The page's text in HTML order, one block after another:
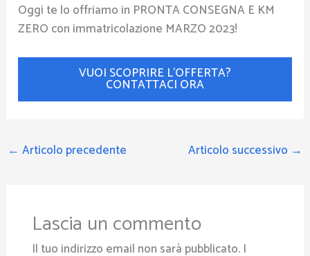
Oggi te lo offriamo in PRONTA CONSEGNA E KM
ZERO con immatricolazione MARZO 2023!
VUOI SCOPRIRE L’OFFERTA?
CONTATTACI ORA
← Articolo precedente Articolo successivo →
Lascia un commento
Il tuo indirizzo email non sarà pubblicato. I